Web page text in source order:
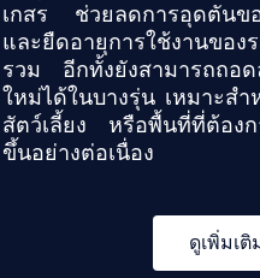
เกสร ช่วยลดการอุดตันข
และยืดอายุการใช้งานของ
รวม อีกทั้งยังสามารถถอด
ใหม่ได้ในบางรุ่น เหมาะส
สัตว์เลี้ยง หรือพื้นที่ที่ต้อง
ขึ้นอย่างต่อเนื่อง
ดูเพิ่มเติ